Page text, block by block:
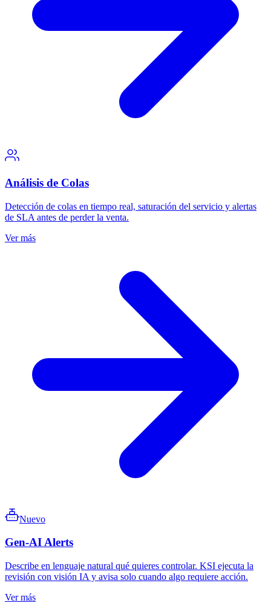
Análisis de Colas
Detección de colas en tiempo real, saturación del servicio y alertas
de SLA antes de perder la venta.
Ver más
Nuevo
Gen-AI Alerts
Describe en lenguaje natural qué quieres controlar. KSI ejecuta la
revisión con visión IA y avisa solo cuando algo requiere acción.
Ver más